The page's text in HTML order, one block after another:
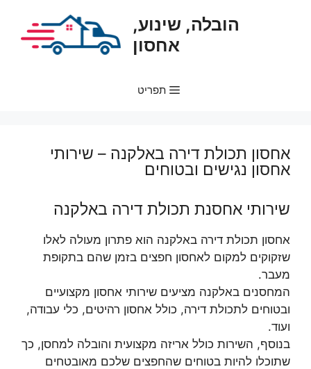
הובלה, שינוע,
אחסון
תפריט
אחסון תכולת דירה באלקנה – שירותי
אחסון נגישים ובטוחים
שירותי אחסנת תכולת דירה באלקנה
אחסון תכולת דירה באלקנה הוא פתרון מעולה לאלו
שזקוקים למקום לאחסון חפצים בזמן שהם בתקופת
מעבר.
המחסנים באלקנה מציעים שירותי אחסון מקצועיים
ובטוחים לתכולת דירה, כולל אחסון רהיטים, כלי עבודה,
ועוד.
בנוסף, השירות כולל אריזה מקצועית והובלה למחסן, כך
שתוכלו להיות בטוחים שהחפצים שלכם מאובטחים